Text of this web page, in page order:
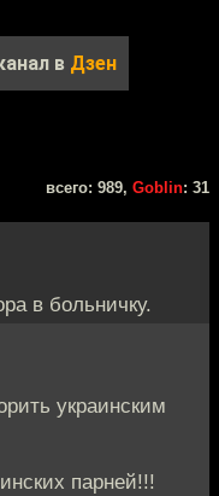
в Дзен
всего: 989, Goblin: 31
в больничку.
украинским
парней!!!